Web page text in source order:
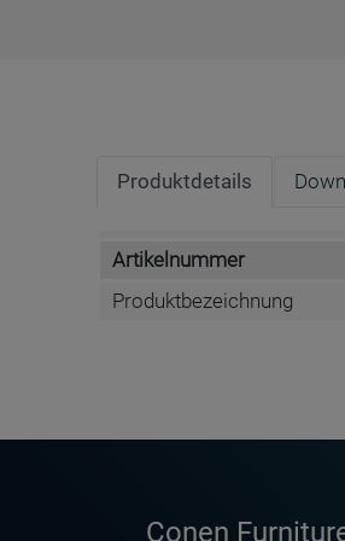
Produktdetails
Artikelnummer
Produktbezeichnung
Conen